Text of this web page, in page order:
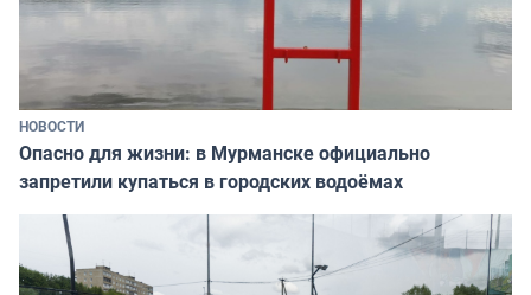
НОВОСТИ
Опасно для жизни: в Мурманске официально
запретили купаться в городских водоёмах